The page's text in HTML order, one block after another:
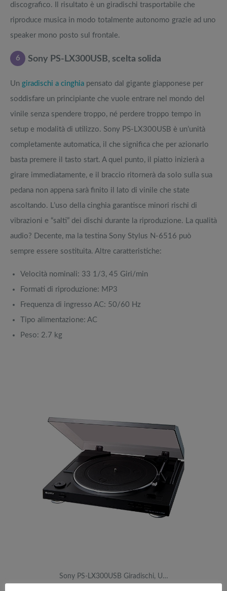
discografico. Il risultato è un giradischi trasportabile che
riproduce musica in modo totalmente autonomo grazie ad uno
speaker mono posto sul frontale.
6 Sony PS-LX300USB, scelta solida
Un giradischi a cinghia pensato dal gigante giapponese per
soddisfare un principiante che vuole entrare nel mondo del
vinile senza spendere troppo, né perdere troppo tempo in
setup e modalità di utilizzo. Sony PS-LX300USB è un’unità
completamente automatica, il che significa che per azionarlo
basta premere il tasto start. A quel punto, il piatto inizierà a
girare immediatamente, e il braccio ritornerà da solo sulla sua
pedana non appena sarà finito il lato di vinile che state
ascoltando. L’uso della cinghia garantisce minori rischi di
vibrazioni e “salti” dei dischi durante la riproduzione. La qualità
audio? Decente, ma la testina Sony Stylus N-6516 può
sempre essere sostituita. Altre caratteristiche:
Velocità nominali: 33 1/3, 45 Giri/min
Formati di riproduzione: MP3
Frequenza di ingresso AC: 50/60 Hz
Tipo alimentazione: AC
Peso: 2.7 kg
Sony PS-LX300USB Giradischi, U…